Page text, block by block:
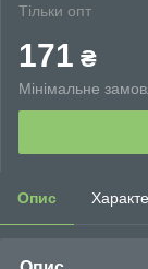
Тільки опт
171 ₴
Мінімальне
Опис